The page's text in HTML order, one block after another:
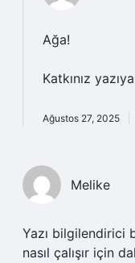
Ağa!
Katkınız yazıya
Ağustos 27, 2025
Melike
Yazı bilgilendirici
nasıl çalışır için